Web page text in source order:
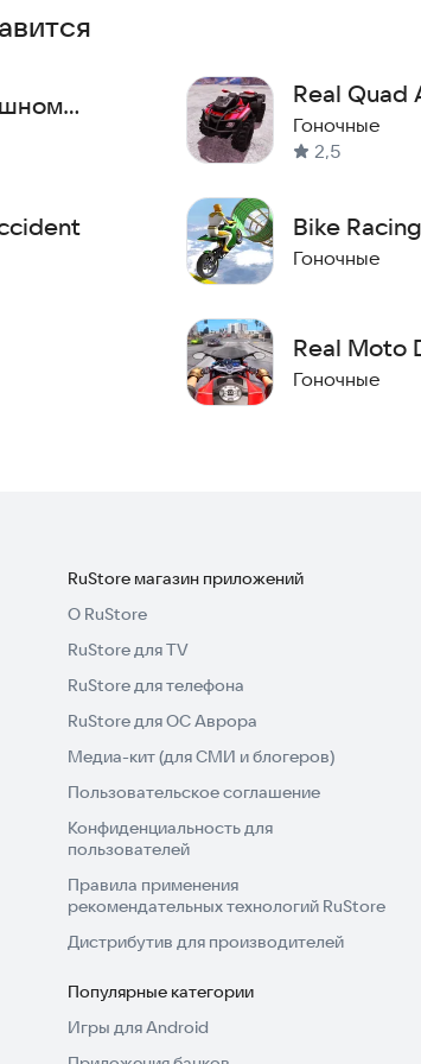
Real Quad
Simulator
Гоночные
2,5
Bike
Game
Гоночные
Real Moto
World
Гоночные
RuStore магазин приложений
О RuStore
RuStore для TV
RuStore для телефона
RuStore для ОС Аврора
Медиа-кит (для СМИ и блогеров)
Пользовательское соглашение
Конфиденциальность для
пользователей
Правила применения
рекомендательных технологий RuStore
Дистрибутив для производителей
Популярные категории
Игры для Android